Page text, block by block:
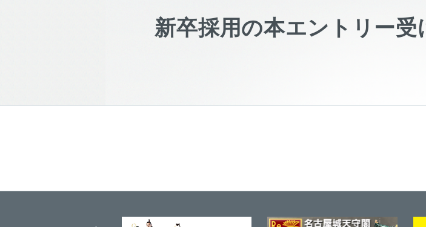
新卒採用の本エントリー受